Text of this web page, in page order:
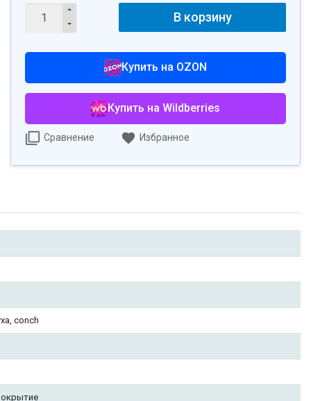
В корзину
Купить на OZON
Купить на Wildberries
Сравнение Избранное
conch